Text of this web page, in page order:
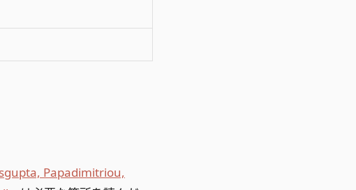
Papadimitriou,